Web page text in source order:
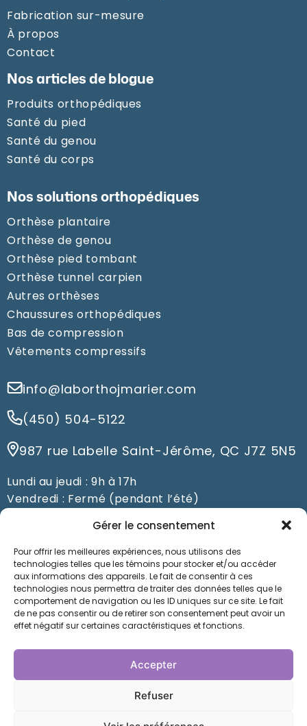
Gérer le consentement
Pour offrir les meilleures expériences, nous utilisons des
technologies telles que les témoins pour stocker et/ou accéder
aux informations des appareils. Le fait de consentir à ces
technologies nous permettra de traiter des données telles que le
comportement de navigation ou les ID uniques sur ce site. Le fait
de ne pas consentir ou de retirer son consentement peut avoir un
effet négatif sur certaines caractéristiques et fonctions.
Accepter
Refuser
Fabrication sur-mesure
À propos
Contact
Nos articles de blogue
Produits orthopédiques
Santé du pied
Santé du genou
Santé du corps
Nos solutions orthopédiques
Orthèse plantaire
Orthèse de genou
Orthèse pied tombant
Orthèse tunnel carpien
Autres orthèses
Chaussures orthopédiques
Bas de compression
Vêtements compressifs
info@laborthojmarier.com
(450) 504-5122
987 rue Labelle Saint-Jérôme, QC J7Z 5N5
Lundi au jeudi : 9h à 17h
Vendredi : Fermé (pendant l’été)
Prendre un rendez-vous
Nos orthésistes à Saint-Jérôme prennent soin de
Orthopédique Jérôme Marier. Faites-nous
confiance pour la conception d’orthèses sur
mesure: vous ne serez pas déçus !